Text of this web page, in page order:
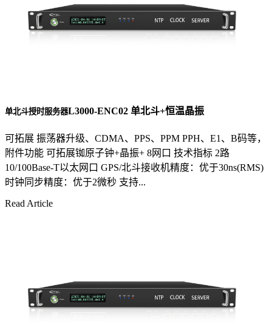
单北斗授时服务器L3000-ENC02 单北斗+恒温晶振
可拓展 振荡器升级、CDMA、PPS、PPM PPH、E1、B码等，
附件功能 可拓展铷原子钟+晶振+ 8网口 技术指标 2路
10/100Base-T以太网口 GPS/北斗接收机精度：优于30ns(RMS)
时钟同步精度：优于2微秒 支持...
Read Article